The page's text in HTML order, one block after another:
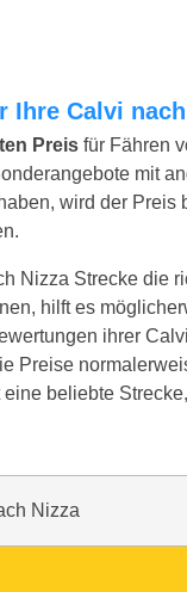
Ihre Calvi
Preis für Fähren
mit
wird der
Nizza Strecke die
hilft es
ihrer
Preise
beliebte
Nizza